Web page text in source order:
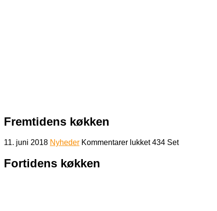
Fremtidens køkken
11. juni 2018 Nyheder Kommentarer lukkettil434 Set
Fortidens køkken